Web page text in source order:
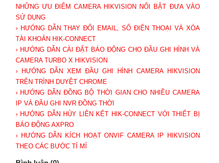
NHỮNG ƯU ĐIỂM CAMERA HIKVISION NỔI BẬT ĐƯA VÀO
SỬ DỤNG
› HƯỚNG DẪN THAY ĐỔI EMAIL, SỐ ĐIỆN THOẠI VÀ XÓA
TÀI KHOẢN HIK-CONNECT
› HƯỚNG DẪN CÀI ĐẶT BÁO ĐỘNG CHO ĐẦU GHI HÌNH VÀ
CAMERA TURBO X HIKVISION
› HƯỚNG DẪN XEM ĐẦU GHI HÌNH CAMERA HIKVISION
TRÊN TRÌNH DUYỆT CHROME
› HƯỚNG DẪN ĐỒNG BỘ THỜI GIAN CHO NHIỀU CAMERA
IP VÀ ĐẦU GHI NVR ĐỒNG THỜI
› HƯỚNG DẪN HỦY LIÊN KẾT HIK-CONNECT VỚI THIẾT BỊ
BÁO ĐỘNG AXPRO
› HƯỚNG DẪN KÍCH HOẠT ONVIF CAMERA IP HIKVISION
THEO CÁC BƯỚC TỈ MỈ